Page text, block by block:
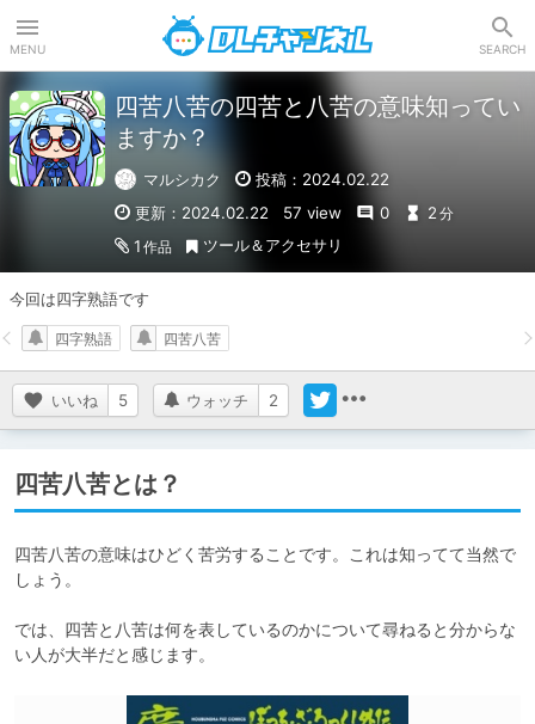
MENU SEARCH
四苦八苦の四苦と八苦の意味知ってい
ますか？
マルシカク
投稿：2024.02.22
更新：2024.02.22
57 view 0 2 分
1 作品 ツール＆アクセサリ
今回は四字熟語です
いいね 5 ウォッチ 2
四字熟語 四苦八苦
四苦八苦とは？
四苦八苦の意味はひどく苦労することです。これは知ってて当然で
しょう。
では、四苦と八苦は何を表しているのかについて尋ねると分からな
い人が大半だと感じます。